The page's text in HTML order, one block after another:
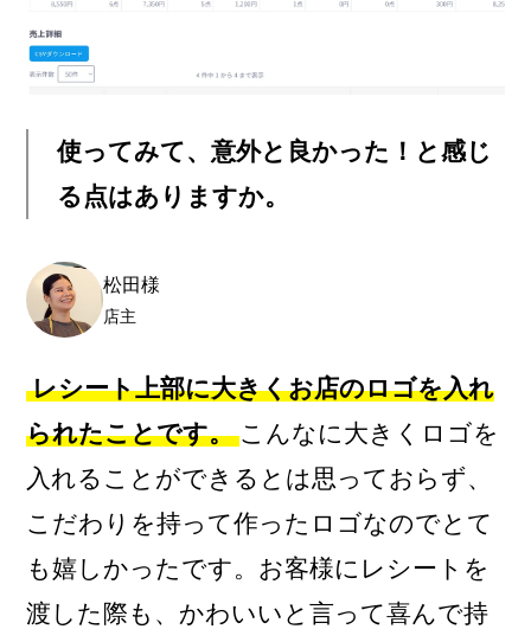
使ってみて、意外と良かった！と感じ
る点はありますか。
松田様
店主
レシート上部に大きくお店のロゴを入れ
られたことです。こんなに大きくロゴを
入れることができるとは思っておらず、
こだわりを持って作ったロゴなのでとて
も嬉しかったです。お客様にレシートを
渡した際も、かわいいと言って喜んで持